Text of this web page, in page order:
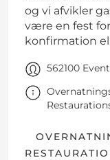
og vi afvikler
være en fest
konfirmation
562100